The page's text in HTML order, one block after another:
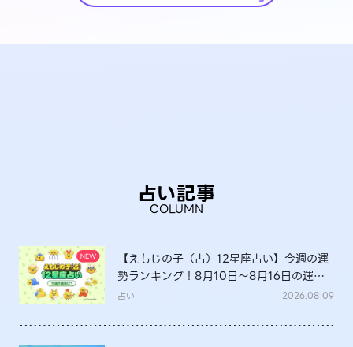
占い記事
COLUMN
【えもじの子（占）12星座占い】今週の運
勢ランキング！8月10日～8月16日の運勢
は？
占い 2026.08.09